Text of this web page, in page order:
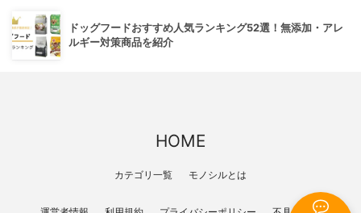
ドッグフードおすすめ人気ランキング52選！無添加・アレ
ルギー対策商品を紹介
HOME
カテゴリ一覧 モノシルとは